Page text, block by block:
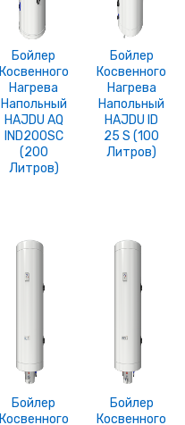
Бойлер
Косвенного
Нагрева
Напольный
HAJDU AQ
IND200SC
(200
Литров)
Бойлер
Косвенного
Нагрева
Напольный
HAJDU ID
25 S (100
Литров)
Бойлер
Косвенного
Бойлер
Косвенного